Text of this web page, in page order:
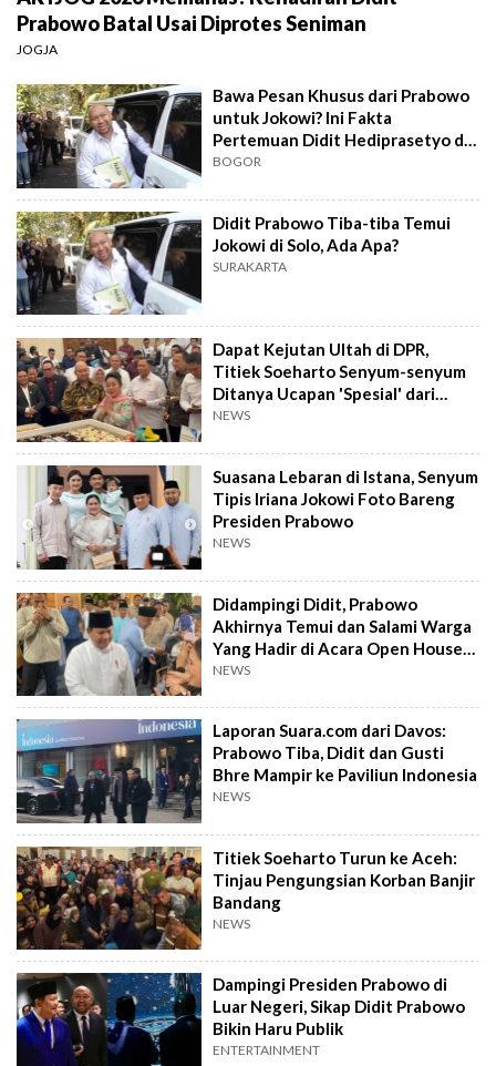
Prabowo Batal Usai Diprotes Seniman
JOGJA
Bawa Pesan Khusus dari Prabowo
untuk Jokowi? Ini Fakta
Pertemuan Didit Hediprasetyo di
Solo
BOGOR
Didit Prabowo Tiba-tiba Temui
Jokowi di Solo, Ada Apa?
SURAKARTA
Dapat Kejutan Ultah di DPR,
Titiek Soeharto Senyum-senyum
Ditanya Ucapan 'Spesial' dari
Prabowo
NEWS
Suasana Lebaran di Istana, Senyum
Tipis Iriana Jokowi Foto Bareng
Presiden Prabowo
NEWS
Didampingi Didit, Prabowo
Akhirnya Temui dan Salami Warga
Yang Hadir di Acara Open House
Istana
NEWS
Laporan Suara.com dari Davos:
Prabowo Tiba, Didit dan Gusti
Bhre Mampir ke Paviliun Indonesia
NEWS
Titiek Soeharto Turun ke Aceh:
Tinjau Pengungsian Korban Banjir
Bandang
NEWS
Dampingi Presiden Prabowo di
Luar Negeri, Sikap Didit Prabowo
Bikin Haru Publik
ENTERTAINMENT